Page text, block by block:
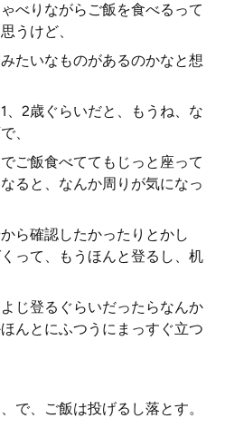
べりながらご飯を食べるって
うけど、
たいなものがあるのかなと想
、2歳ぐらいだと、もうね、な
、
ご飯食べててもじっと座って
ると、なんか周りが気になっ
ら確認したかったりとかし
って、もうほんと登るし、机
じ登るぐらいだったらなんか
んとにふつうにまっすぐ立つ
で、ご飯は投げるし落とす。